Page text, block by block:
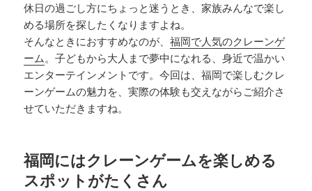
休日の過ごし方にちょっと迷うとき、家族みんなで楽し
める場所を探したくなりますよね。
そんなときにおすすめなのが、福岡で人気のクレーンゲ
ーム。子どもから大人まで夢中になれる、身近で温かい
エンターテインメントです。今回は、福岡で楽しむクレ
ーンゲームの魅力を、実際の体験も交えながらご紹介さ
せていただきますね。
福岡にはクレーンゲームを楽しめる
スポットがたくさん